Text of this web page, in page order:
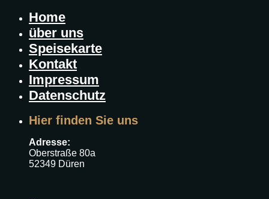
Home
über uns
Speisekarte
Kontakt
Impressum
Datenschutz
Hier finden Sie uns
Adresse:
Oberstraße 80a
52349 Düren